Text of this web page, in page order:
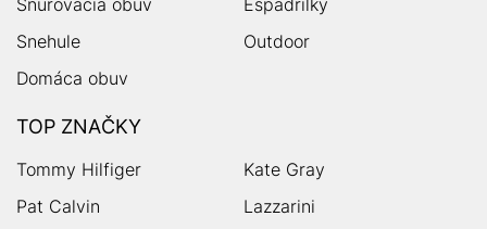
Šnurovacia obuv
Espadrilky
Snehule
Outdoor
Domáca obuv
TOP ZNAČKY
Tommy Hilfiger
Kate Gray
Pat Calvin
Lazzarini